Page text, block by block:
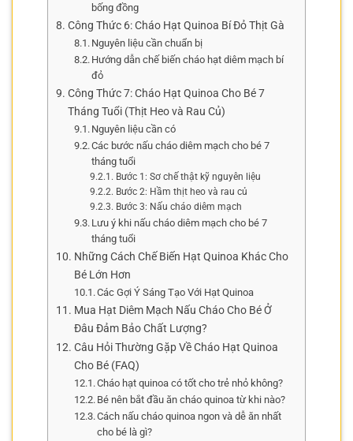
bống đồng
Công Thức 6: Cháo Hạt Quinoa Bí Đỏ Thịt Gà
Nguyên liệu cần chuẩn bị
Hướng dẫn chế biến cháo hạt diêm mạch bí
đỏ
Công Thức 7: Cháo Hạt Quinoa Cho Bé 7
Tháng Tuổi (Thịt Heo và Rau Củ)
Nguyên liệu cần có
Các bước nấu cháo diêm mạch cho bé 7
tháng tuổi
Bước 1: Sơ chế thật kỹ nguyên liệu
Bước 2: Hầm thịt heo và rau củ
Bước 3: Nấu cháo diêm mạch
Lưu ý khi nấu cháo diêm mạch cho bé 7
tháng tuổi
Những Cách Chế Biến Hạt Quinoa Khác Cho
Bé Lớn Hơn
Các Gợi Ý Sáng Tạo Với Hạt Quinoa
Mua Hạt Diêm Mạch Nấu Cháo Cho Bé Ở
Đâu Đảm Bảo Chất Lượng?
Câu Hỏi Thường Gặp Về Cháo Hạt Quinoa
Cho Bé (FAQ)
Cháo hạt quinoa có tốt cho trẻ nhỏ không?
Bé nên bắt đầu ăn cháo quinoa từ khi nào?
Cách nấu cháo quinoa ngon và dễ ăn nhất
cho bé là gì?